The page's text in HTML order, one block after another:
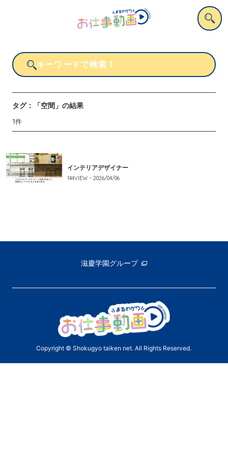
タグ： 「空間」 の結果
1件
インテリアデザイナー
144VIEW・ 2026/04/06
滋慶学園グループ
Copyright © Shokugyo taiken net. All Rights Reserved.